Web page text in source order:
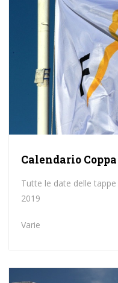
Calendario
Tutte le date delle
2019
Varie